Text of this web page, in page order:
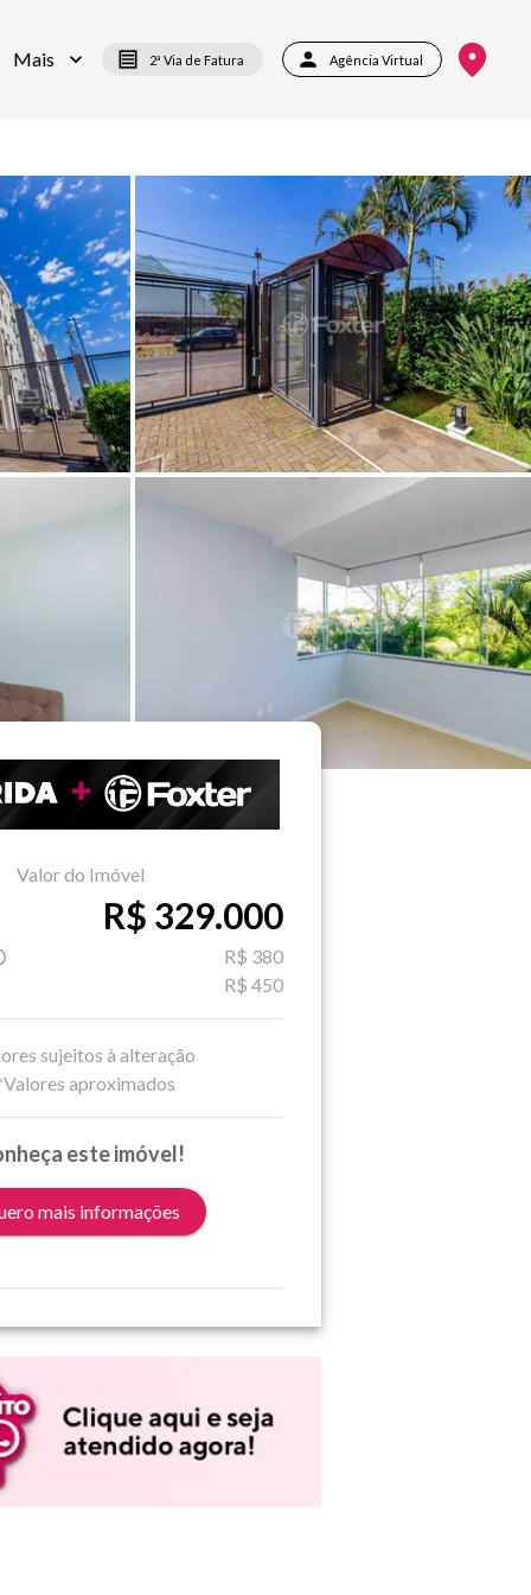
Mais 2ª Via de Fatura Agência Virtual
Valor do Imóvel
R$ 329.000
R$ 380
R$ 450
sujeitos à alteração
aproximados
este imóvel!
mais informações